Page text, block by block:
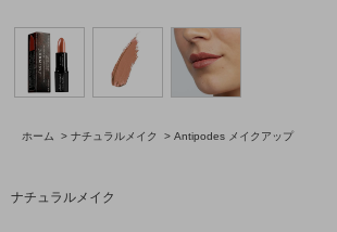
ホーム > ナチュラルメイク > Antipodes メイクアップ
ナチュラルメイク